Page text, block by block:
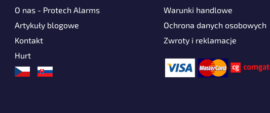
O nas - Protech Alarms
Artykuły blogowe
Kontakt
Hurt
Warunki handlowe
Ochrona danych osobowych
Zwroty i reklamacje